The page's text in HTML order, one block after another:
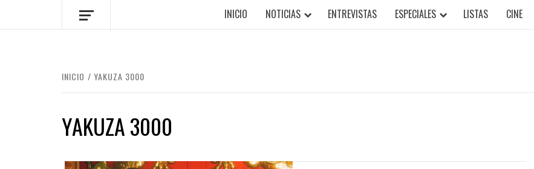
INICIO NOTICIAS ENTREVISTAS ESPECIALES LISTAS CINE
INICIO YAKUZA 3000
YAKUZA 3000